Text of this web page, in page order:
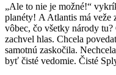
„Ale to nie je možné!“
planéty! A Atlantis má
vôbec, čo všetky národy
zachvel hlas. Chcela
samotnú zaskočila.
byť čisté vedomie. Čisté